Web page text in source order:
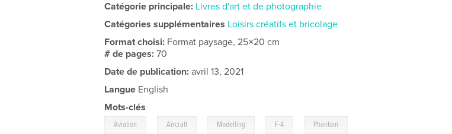
Catégorie principale: Livres d'art et de photographie
Catégories supplémentaires Loisirs créatifs et bricolage
Format choisi: Format paysage, 25×20 cm
# de pages:70
Date de publication: avril 13, 2021
Langue English
Mots-clés
Aviation Aircraft Modelling F-4 Phantom